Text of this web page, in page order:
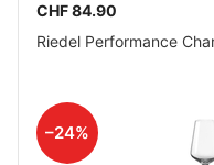
CHF 84.90
Riedel Performance
–24%